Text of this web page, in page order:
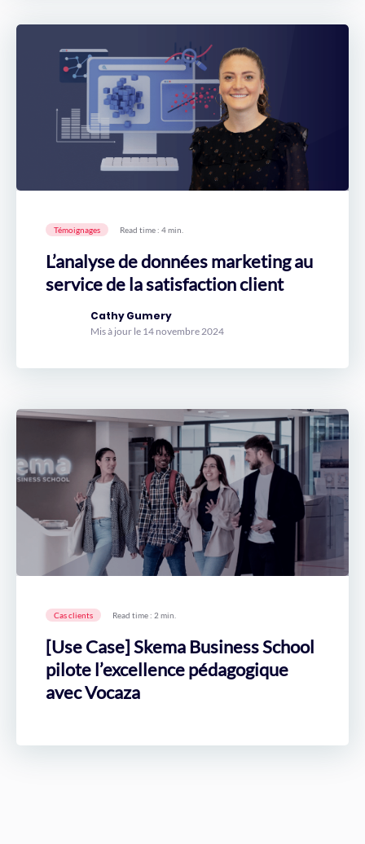
Témoignages Read time : 4 min.
L’analyse de données marketing au
service de la satisfaction client
Cathy Gumery
Mis à jour le 14 novembre 2024
Cas clients Read time : 2 min.
[Use Case] Skema Business School
pilote l’excellence pédagogique
avec Vocaza